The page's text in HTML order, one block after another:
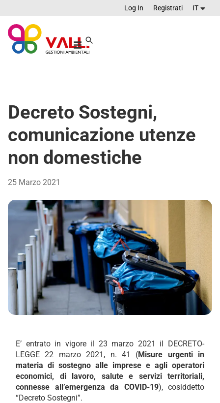
Log In Registrati IT
Decreto Sostegni,
comunicazione utenze
non domestiche
25 Marzo 2021
E’ entrato in vigore il 23 marzo 2021 il DECRETO-
LEGGE 22 marzo 2021, n. 41 (Misure urgenti in
materia di sostegno alle imprese e agli operatori
economici, di lavoro, salute e servizi territoriali,
connesse all’emergenza da COVID-19), cosiddetto
“Decreto Sostegni”.